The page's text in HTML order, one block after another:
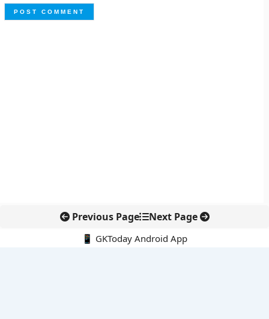
Previous Page Next Page
📱 GKToday Android App